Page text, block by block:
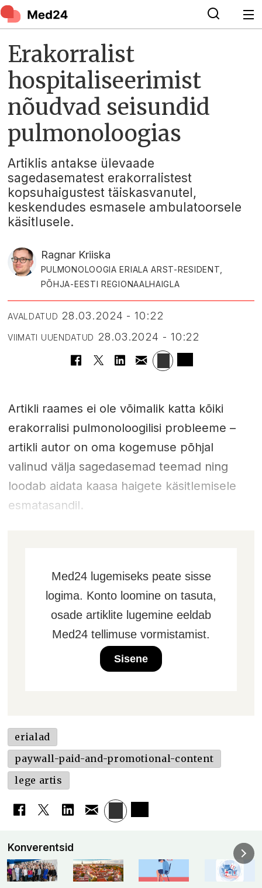
Erakorralist
hospitaliseerimist
nõudvad seisundid
pulmonoloogias
Artiklis antakse ülevaade
sagedasematest erakorralistest
kopsuhaigustest täiskasvanutel,
keskendudes esmasele ambulatoorsele
käsitlusele.
Ragnar Kriiska
PULMONOLOOGIA ERIALA ARST-RESIDENT,
PÕHJA-EESTI REGIONAALHAIGLA
AVALDATUD 28.03.2024 - 10:22
VIIMATI UUENDATUD 28.03.2024 - 10:22
Artikli raames ei ole võimalik katta kõiki
erakorralisi pulmonoloogilisi probleeme –
artikli autor on oma kogemuse põhjal
valinud välja sagedasemad teemad ning
loodab aidata kaasa haigete käsitlemisele
esmatasandil.
Med24 lugemiseks peate sisse
logima. Konto loomine on tasuta,
osade artiklite lugemine eeldab
Med24 tellimuse vormistamist.
Sisene
erialad
paywall-paid-and-promotional-content
lege artis
Konverentsid